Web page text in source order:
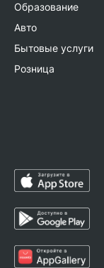
Образование
Авто
Бытовые услуги
Розница